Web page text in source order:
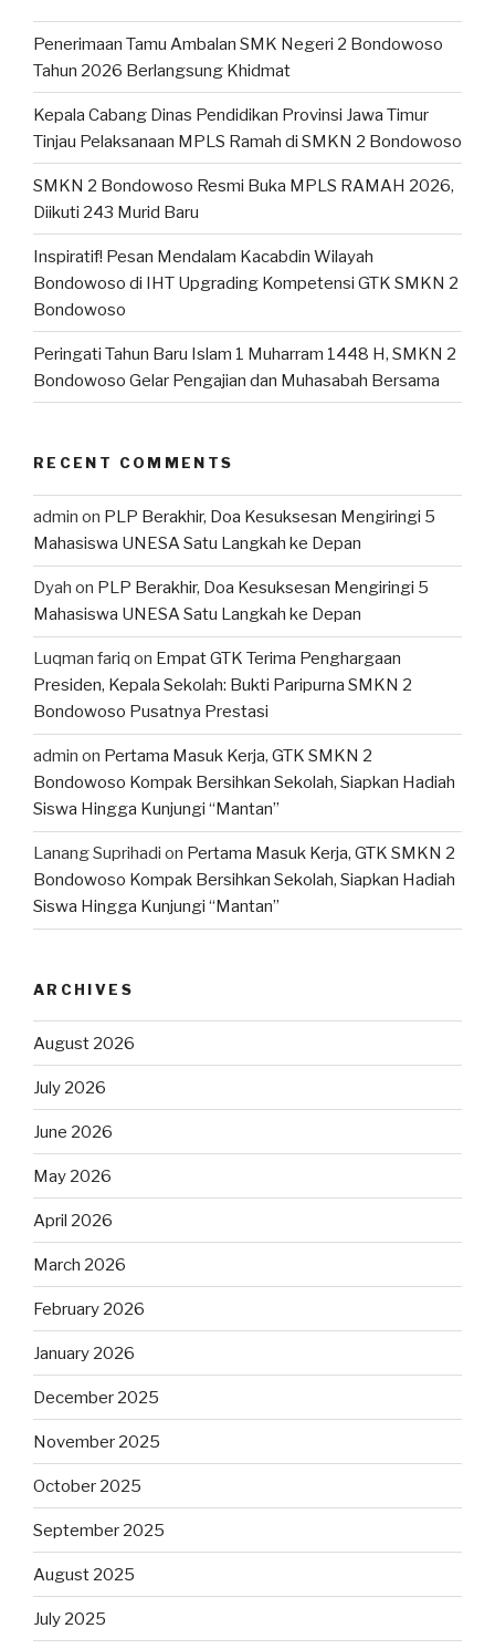
Penerimaan Tamu Ambalan SMK Negeri 2 Bondowoso
Tahun 2026 Berlangsung Khidmat
Kepala Cabang Dinas Pendidikan Provinsi Jawa Timur
Tinjau Pelaksanaan MPLS Ramah di SMKN 2 Bondowoso
SMKN 2 Bondowoso Resmi Buka MPLS RAMAH 2026,
Diikuti 243 Murid Baru
Inspiratif! Pesan Mendalam Kacabdin Wilayah
Bondowoso di IHT Upgrading Kompetensi GTK SMKN 2
Bondowoso
Peringati Tahun Baru Islam 1 Muharram 1448 H, SMKN 2
Bondowoso Gelar Pengajian dan Muhasabah Bersama
RECENT COMMENTS
admin on PLP Berakhir, Doa Kesuksesan Mengiringi 5
Mahasiswa UNESA Satu Langkah ke Depan
Dyah on PLP Berakhir, Doa Kesuksesan Mengiringi 5
Mahasiswa UNESA Satu Langkah ke Depan
Luqman fariq on Empat GTK Terima Penghargaan
Presiden, Kepala Sekolah: Bukti Paripurna SMKN 2
Bondowoso Pusatnya Prestasi
admin on Pertama Masuk Kerja, GTK SMKN 2
Bondowoso Kompak Bersihkan Sekolah, Siapkan Hadiah
Siswa Hingga Kunjungi “Mantan”
Lanang Suprihadi on Pertama Masuk Kerja, GTK SMKN 2
Bondowoso Kompak Bersihkan Sekolah, Siapkan Hadiah
Siswa Hingga Kunjungi “Mantan”
ARCHIVES
August 2026
July 2026
June 2026
May 2026
April 2026
March 2026
February 2026
January 2026
December 2025
November 2025
October 2025
September 2025
August 2025
July 2025